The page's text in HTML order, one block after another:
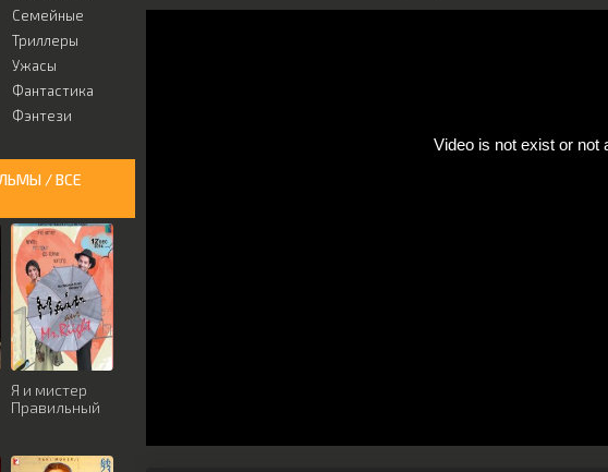
Семейные
Триллеры
Ужасы
Фантастика
Фэнтези
/ ВСЕ
Я и мистер
Правильный